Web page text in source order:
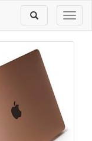
Toggle
navigation
Toggle
search